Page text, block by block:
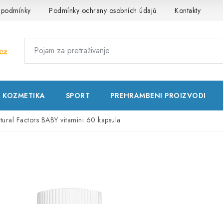
Podmínky ochrany osobních údajů Kontakty
KOZMETIKA SPORT PREHRAMBENI PROIZVODI
Factors BABY vitamini 60 kapsula